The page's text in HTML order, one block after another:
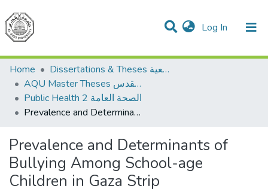
Log In (current)
Communities & Collections
All of DSpace
Home
Dissertations & Theses الرسائل الجامعية
AQU Master Theses الرسائل الجامعية الخاصة بجامعة القدس
Public Health 2 الصحة العامة
Prevalence and Determinants of Bullying Among School-age Children in Gaza Strip
Prevalence and Determinants of
Bullying Among School-age
Children in Gaza Strip